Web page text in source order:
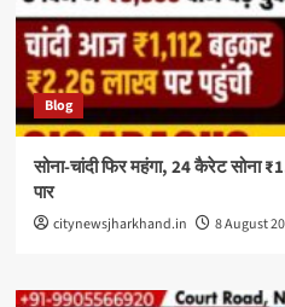
Blog
सोना-चांदी फिर महंगा, 24 कैरेट
पार
citynewsjharkhand.in 8 August